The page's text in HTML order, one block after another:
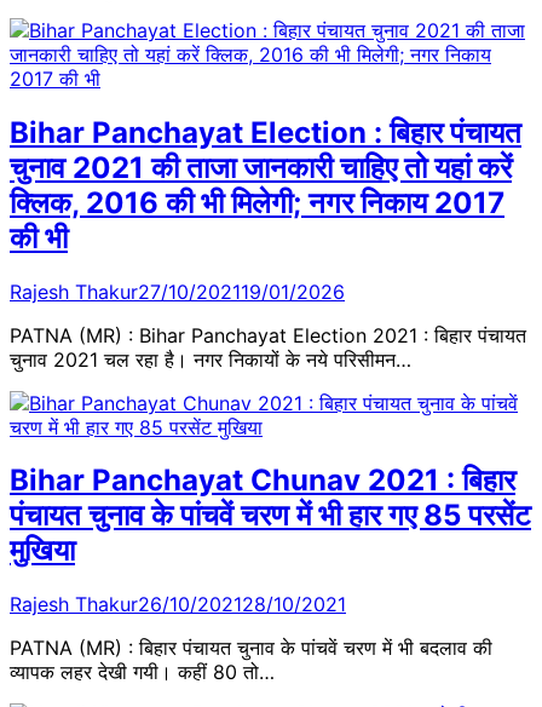
Bihar Panchayat Election : बिहार पंचायत
चुनाव 2021 की ताजा जानकारी चाहिए तो यहां करें
क्लिक, 2016 की भी मिलेगी; नगर निकाय 2017
की भी
Rajesh Thakur27/10/202119/01/2026
PATNA (MR) : Bihar Panchayat Election 2021 : बिहार पंचायत
चुनाव 2021 चल रहा है। नगर निकायों के नये परिसीमन…
Bihar Panchayat Chunav 2021 : बिहार
पंचायत चुनाव के पांचवें चरण में भी हार गए 85 परसेंट
मुखिया
Rajesh Thakur26/10/202128/10/2021
PATNA (MR) : बिहार पंचायत चुनाव के पांचवें चरण में भी बदलाव की
व्यापक लहर देखी गयी। कहीं 80 तो…